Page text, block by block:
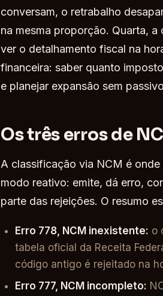
conversam, o retrabalho
na mesma proporção. Quarta,
ver o detalhamento fiscal na
financeira: saber quanto
e planejar expansão sem
Os três erros de
A classificação via NCM é
modo reativo: emite, dá erro,
parte das rejeições. O resumo
Erro 778, NCM inexistente: o
tabela oficial da Receita
código antigo é rejeitado na
Erro 777, NCM incompleto: